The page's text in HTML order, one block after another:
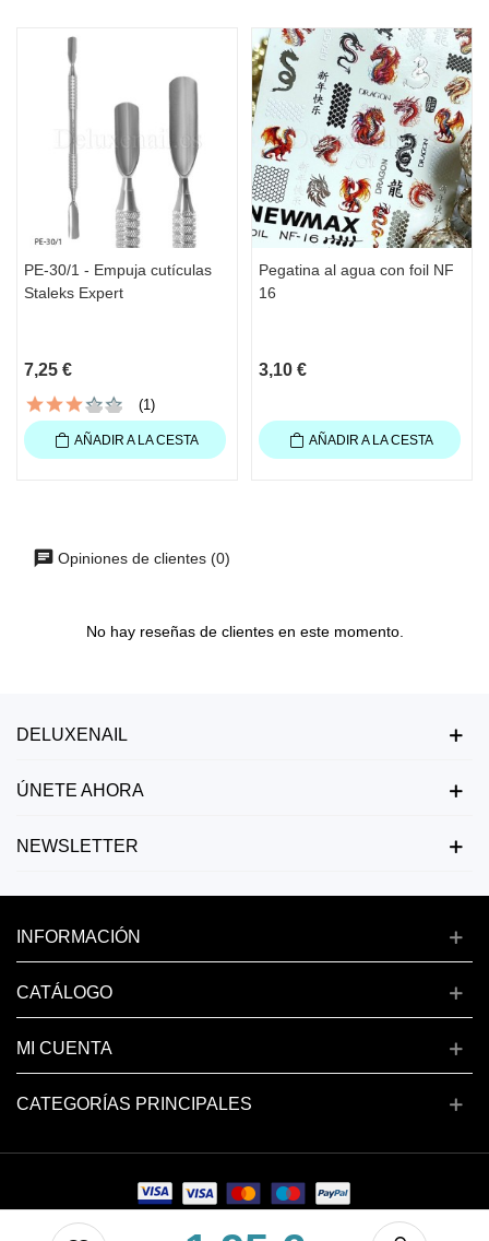
PE-30/1 - Empuja cutículas
Staleks Expert
7,25 €
(1)
AÑADIR A LA CESTA
Pegatina al agua con foil NF
16
3,10 €
AÑADIR A LA CESTA
Opiniones de clientes (0)
No hay reseñas de clientes en este momento.
DELUXENAIL
ÚNETE AHORA
NEWSLETTER
INFORMACIÓN
CATÁLOGO
MI CUENTA
CATEGORÍAS PRINCIPALES
Copyright © 2024 deluxenail.es